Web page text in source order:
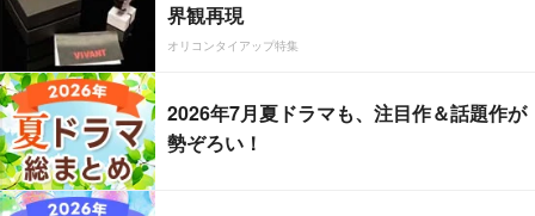
界観再現
オリコンタイアップ特集
2026年7月夏ドラマも、注目作＆話題作が
勢ぞろい！